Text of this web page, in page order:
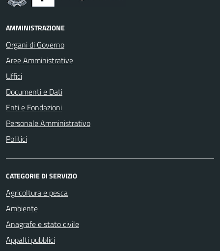
AMMINISTRAZIONE
Organi di Governo
Aree Amministrative
Uffici
Documenti e Dati
Enti e Fondazioni
Personale Amministrativo
Politici
CATEGORIE DI SERVIZIO
Agricoltura e pesca
Ambiente
Anagrafe e stato civile
Appalti pubblici